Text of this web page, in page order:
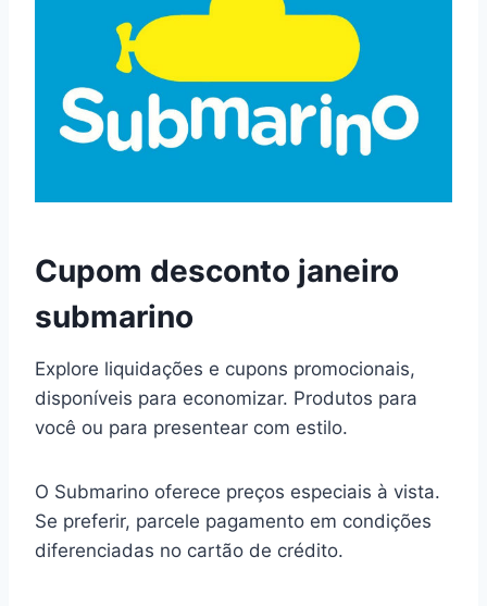
Cupom desconto janeiro
submarino
Explore liquidações e cupons promocionais,
disponíveis para economizar. Produtos para
você ou para presentear com estilo.
O Submarino oferece preços especiais à vista.
Se preferir, parcele pagamento em condições
diferenciadas no cartão de crédito.